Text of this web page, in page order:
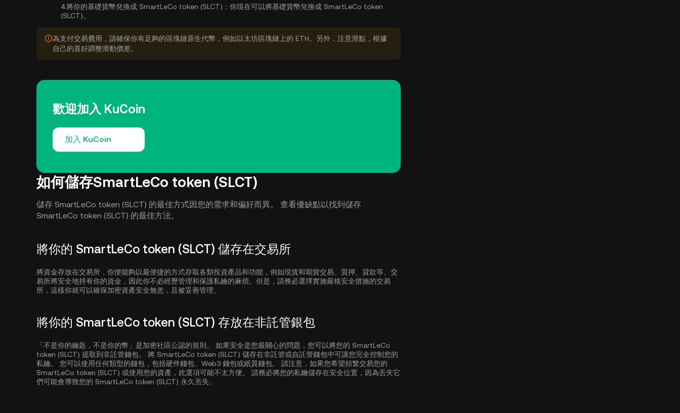
4.將你的基礎貨幣兌換成 SmartLeCo token (SLCT)： 你現在可以將基礎貨幣兌換成 SmartLeCo token
(SLCT)。
為支付交易費用，請確保你有足夠的區塊鏈原生代幣，例如以太坊區塊鏈上的 ETH。另外，注意滑點，根據
自己的喜好調整滑動價差。
歡迎加入 KuCoin
加入 KuCoin
如何儲存SmartLeCo token (SLCT)
儲存 SmartLeCo token (SLCT) 的最佳方式因您的需求和偏好而異。 查看優缺點以找到儲存
SmartLeCo token (SLCT) 的最佳方法。
將你的 SmartLeCo token (SLCT) 儲存在交易所
將資金存放在交易所，你便能夠以最便捷的方式存取各類投資產品和功能，例如現貨和期貨交易、質押、貸款等。交
易所將安全地持有你的資金，因此你不必經歷管理和保護私鑰的麻煩。但是，請務必選擇實施嚴格安全措施的交易
所，這樣你就可以確保加密資產安全無恙，且被妥善管理。
將你的 SmartLeCo token (SLCT) 存放在非託管銀包
「不是你的鑰匙，不是你的幣」是加密社區公認的規則。 如果安全是您最關心的問題，您可以將您的 SmartLeCo
token (SLCT) 提取到非託管錢包。 將 SmartLeCo token (SLCT) 儲存在非託管或自託管錢包中可讓您完全控制您的
私鑰。 您可以使用任何類型的錢包，包括硬件錢包、Web3 錢包或紙質錢包。 請注意，如果您希望頻繁交易您的
SmartLeCo token (SLCT) 或使用您的資產，此選項可能不太方便。 請務必將您的私鑰儲存在安全位置，因為丟失它
們可能會導致您的 SmartLeCo token (SLCT) 永久丟失。